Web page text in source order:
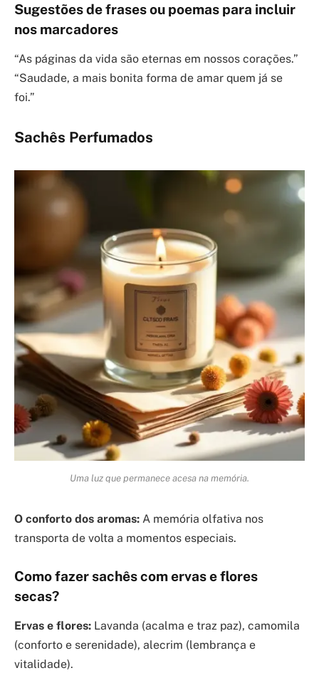
Sugestões de frases ou poemas para incluir
nos marcadores
“As páginas da vida são eternas em nossos corações.”
“Saudade, a mais bonita forma de amar quem já se
foi.”
Sachês Perfumados
Uma luz que permanece acesa na memória.
O conforto dos aromas: A memória olfativa nos
transporta de volta a momentos especiais.
Como fazer sachês com ervas e flores
secas?
Ervas e flores: Lavanda (acalma e traz paz), camomila
(conforto e serenidade), alecrim (lembrança e
vitalidade).